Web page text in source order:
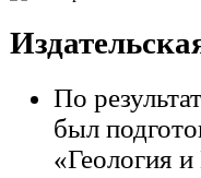
По
был
«Геология